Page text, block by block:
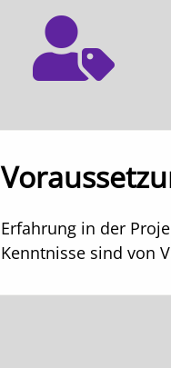
Erfahrung in der
Kenntnisse sind von